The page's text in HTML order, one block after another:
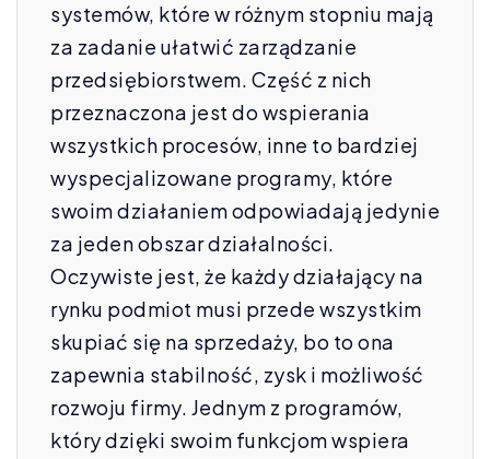
systemów, które w różnym stopniu mają
za zadanie ułatwić zarządzanie
przedsiębiorstwem. Część z nich
przeznaczona jest do wspierania
wszystkich procesów, inne to bardziej
wyspecjalizowane programy, które
swoim działaniem odpowiadają jedynie
za jeden obszar działalności.
Oczywiste jest, że każdy działający na
rynku podmiot musi przede wszystkim
skupiać się na sprzedaży, bo to ona
zapewnia stabilność, zysk i możliwość
rozwoju firmy. Jednym z programów,
który dzięki swoim funkcjom wspiera